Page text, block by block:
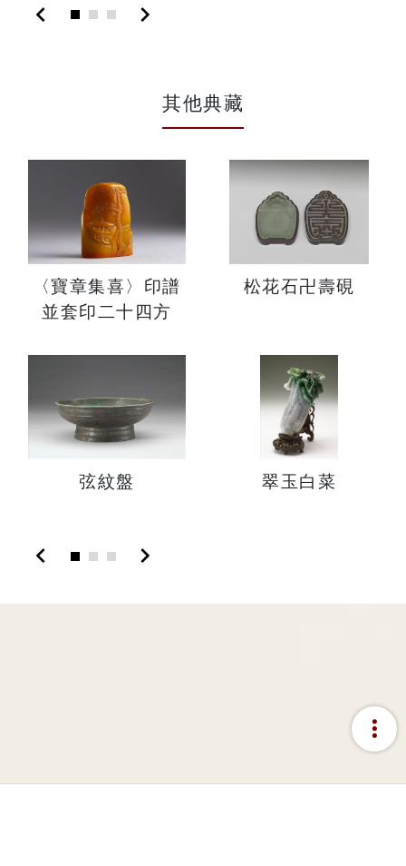
chevron_left chevron_right
其他典藏
〈寶章集喜〉印譜
並套印二十四方
松花石卍壽硯
弦紋盤 翠玉白菜
chevron_left chevron_right
more_vert